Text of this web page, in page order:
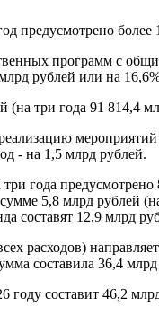
предусмотрено более
программ с
рублей или на
(на три года 91 814,4
- на 1,5 млрд рублей.
года
5,8 млрд
составят 12,9 млрд
расходов)
составила 36,4
году составит 46,2